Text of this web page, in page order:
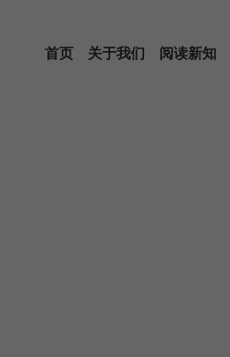
首页 关于我们 阅读新知